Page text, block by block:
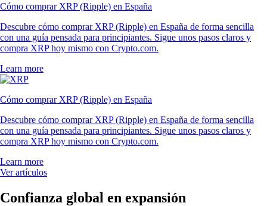
Cómo comprar XRP (Ripple) en España
Descubre cómo comprar XRP (Ripple) en España de forma sencilla
con una guía pensada para principiantes. Sigue unos pasos claros y
compra XRP hoy mismo con Crypto.com.
Learn more
Cómo comprar XRP (Ripple) en España
Descubre cómo comprar XRP (Ripple) en España de forma sencilla
con una guía pensada para principiantes. Sigue unos pasos claros y
compra XRP hoy mismo con Crypto.com.
Learn more
Ver artículos
Confianza global en expansión